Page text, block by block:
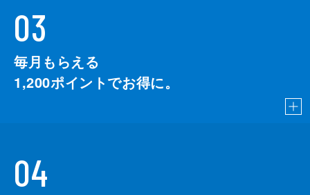
03
毎月もらえる
1,200ポイントでお得に。
04